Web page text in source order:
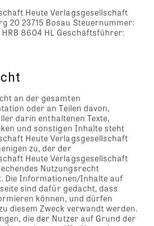
Heute Verlagsgesellschaft
20 23715 Bosau Steuernummer:
8604 HL Geschäftsführer:
an der gesamten
oder an Teilen davon,
darin enthaltenen Texte,
und sonstigen Inhalte steht
Heute Verlagsgesellschaft
zu, der der
Heute Verlagsgesellschaft
Nutzungsrecht
Die Informationen/Inhalte auf
sind dafür gedacht, dass
können, und dürfen
diesem Zweck verwandt werden.
die der Nutzer auf Grund der